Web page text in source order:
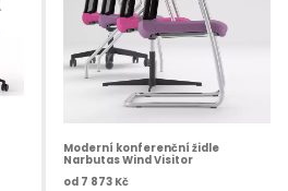
Moderní konferenční židle
Narbutas Wind Visitor
od 7 873 Kč